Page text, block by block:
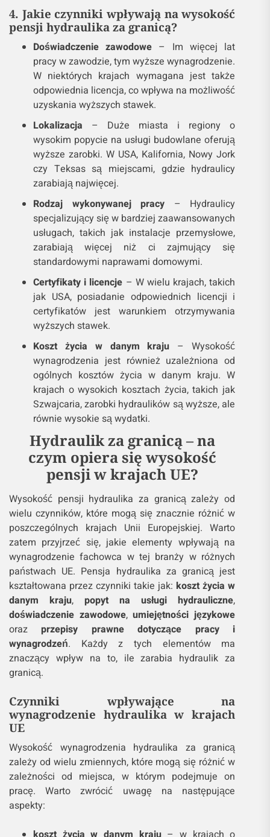
4. Jakie czynniki wpływają na wysokość
pensji hydraulika za granicą?
Doświadczenie zawodowe – Im więcej lat
pracy w zawodzie, tym wyższe wynagrodzenie.
W niektórych krajach wymagana jest także
odpowiednia licencja, co wpływa na możliwość
uzyskania wyższych stawek.
Lokalizacja – Duże miasta i regiony o
wysokim popycie na usługi budowlane oferują
wyższe zarobki. W USA, Kalifornia, Nowy Jork
czy Teksas są miejscami, gdzie hydraulicy
zarabiają najwięcej.
Rodzaj wykonywanej pracy – Hydraulicy
specjalizujący się w bardziej zaawansowanych
usługach, takich jak instalacje przemysłowe,
zarabiają więcej niż ci zajmujący się
standardowymi naprawami domowymi.
Certyfikaty i licencje – W wielu krajach, takich
jak USA, posiadanie odpowiednich licencji i
certyfikatów jest warunkiem otrzymywania
wyższych stawek.
Koszt życia w danym kraju – Wysokość
wynagrodzenia jest również uzależniona od
ogólnych kosztów życia w danym kraju. W
krajach o wysokich kosztach życia, takich jak
Szwajcaria, zarobki hydraulików są wyższe, ale
równie wysokie są wydatki.
Hydraulik za granicą – na
czym opiera się wysokość
pensji w krajach UE?
Wysokość pensji hydraulika za granicą zależy od
wielu czynników, które mogą się znacznie różnić w
poszczególnych krajach Unii Europejskiej. Warto
zatem przyjrzeć się, jakie elementy wpływają na
wynagrodzenie fachowca w tej branży w różnych
państwach UE. Pensja hydraulika za granicą jest
kształtowana przez czynniki takie jak:koszt życia w
danym kraju,popyt na usługi hydrauliczne,
doświadczenie zawodowe,umiejętności językowe
orazprzepisy prawne dotyczące pracy i
wynagrodzeń. Każdy z tych elementów ma
znaczący wpływ na to, ile zarabia hydraulik za
granicą.
Czynniki wpływające na
wynagrodzenie hydraulika w krajach
UE
Wysokość wynagrodzenia hydraulika za granicą
zależy od wielu zmiennych, które mogą się różnić w
zależności od miejsca, w którym podejmuje on
pracę. Warto zwrócić uwagę na następujące
aspekty: